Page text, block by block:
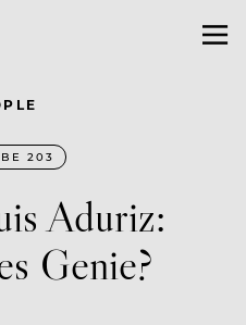
203
Aduriz:
Genie?